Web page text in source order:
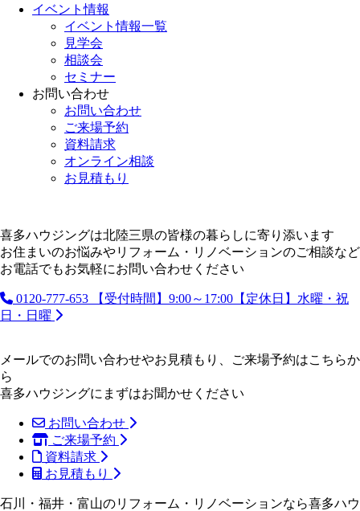
イベント情報
イベント情報一覧
見学会
相談会
セミナー
お問い合わせ
お問い合わせ
ご来場予約
資料請求
オンライン相談
お見積もり
喜多ハウジングは北陸三県の皆様の暮らしに寄り添います
お住まいのお悩みやリフォーム・リノベーションのご相談など
お電話でもお気軽にお問い合わせください
0120-777-653
【受付時間】9:00～17:00【定休日】水曜・祝
日・日曜
メールでのお問い合わせやお見積もり、ご来場予約はこちらか
ら
喜多ハウジングにまずはお聞かせください
お問い合わせ
ご来場予約
資料請求
お見積もり
石川・福井・富山のリフォーム・リノベーションなら喜多ハウ